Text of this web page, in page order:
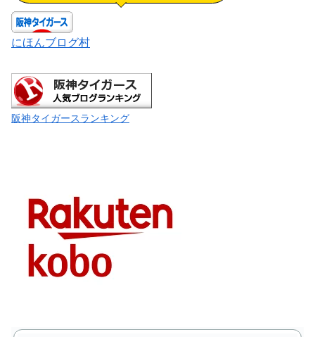
にほんブログ村
阪神タイガースランキング